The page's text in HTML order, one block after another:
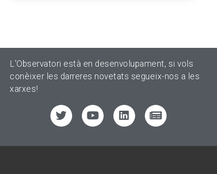
L'Observatori està en desenvolupament, si vols
conèixer les darreres novetats segueix-nos a les
xarxes!